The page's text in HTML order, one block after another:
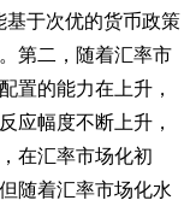
基于次优的货币政策
第二，随着汇率市
置的能力在上升，
应幅度不断上升，
在汇率市场化初
随着汇率市场化水